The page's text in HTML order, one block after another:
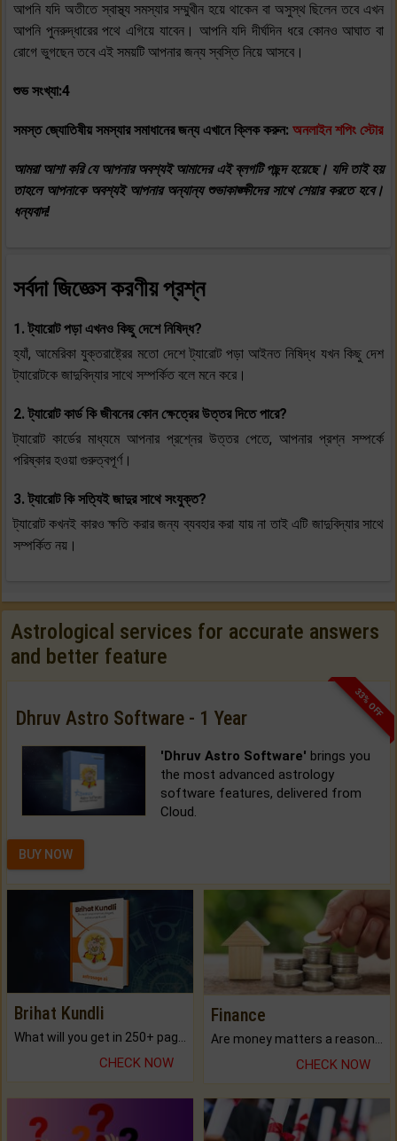
আপনি যদি অতীতে স্বাস্থ্য সমস্যার সম্মুখীন হয়ে থাকেন বা অসুস্থ ছিলেন তবে এখন
আপনি পুনরুদ্ধারের পথে এগিয়ে যাবেন। আপনি যদি দীর্ঘদিন ধরে কোনও আঘাত বা
রোগে ভুগছেন তবে এই সময়টি আপনার জন্য স্বস্তি নিয়ে আসবে।
শুভ সংখ্যা:4
সমস্ত জ্যোতিষীয় সমস্যার সমাধানের জন্য এখানে ক্লিক করুন: অনলাইন শপিং স্টোর
আমরা আশা করি যে আপনার অবশ্যই আমাদের এই ব্লগটি পছন্দ হয়েছে। যদি তাই হয়
তাহলে আপনাকে অবশ্যই আপনার অন্যান্য শুভাকাঙ্ক্ষীদের সাথে শেয়ার করতে হবে।
ধন্যবাদ!
সর্বদা জিজ্ঞেস করণীয় প্রশ্ন
1. ট্যারোট পড়া এখনও কিছু দেশে নিষিদ্ধ?
হ্যাঁ, আমেরিকা যুক্তরাষ্ট্রের মতো দেশে ট্যারোট পড়া আইনত নিষিদ্ধ যখন কিছু দেশ
ট্যারোটকে জাদুবিদ্যার সাথে সম্পর্কিত বলে মনে করে।
2. ট্যারোট কার্ড কি জীবনের কোন ক্ষেত্রের উত্তর দিতে পারে?
ট্যারোট কার্ডের মাধ্যমে আপনার প্রশ্নের উত্তর পেতে, আপনার প্রশ্ন সম্পর্কে
পরিষ্কার হওয়া গুরুত্বপূর্ণ।
3. ট্যারোট কি সত্যিই জাদুর সাথে সংযুক্ত?
ট্যারোট কখনই কারও ক্ষতি করার জন্য ব্যবহার করা যায় না তাই এটি জাদুবিদ্যার সাথে
সম্পর্কিত নয়।
Astrological services for accurate answers
and better feature
33% OFF
Dhruv Astro Software - 1 Year
'Dhruv Astro Software' brings you
the most advanced astrology
software features, delivered from
Cloud.
BUY NOW
Brihat Kundli
CHECK NOW
Finance
CHECK NOW